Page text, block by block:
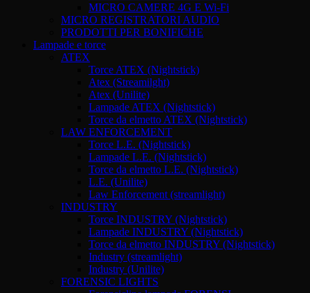
MICRO CAMERE 4G E Wi-Fi
MICRO REGISTRATORI AUDIO
PRODOTTI PER BONIFICHE
Lampade e torce
ATEX
Torce ATEX (Nightstick)
Atex (Streamilght)
Atex (Unilite)
Lampade ATEX (Nightstick)
Torce da elmetto ATEX (Nightstick)
LAW ENFORCEMENT
Torce L.E. (Nightstick)
Lampade L.E. (Nightstick)
Torce da elmetto L.E. (Nightstick)
L.E. (Unilite)
Law Enforcement (streamlight)
INDUSTRY
Torce INDUSTRY (Nightstick)
Lampade INDUSTRY (Nightstick)
Torce da elmetto INDUSTRY (Nightstick)
Industry (streamlight)
Industry (Unilite)
FORENSIC LIGHTS